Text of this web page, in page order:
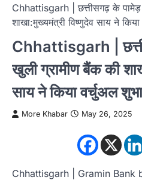
Chhattisgarh | छत्तीसगढ़ के
शाखा:मुख्यमंत्री विष्णुदेव साय ने
Chhattisgarh |
खुली ग्रामीण बैंक की
साय ने किया वर्चुअल
More Khabar May 26, 2025
Chhattisgarh | Gramin Bank